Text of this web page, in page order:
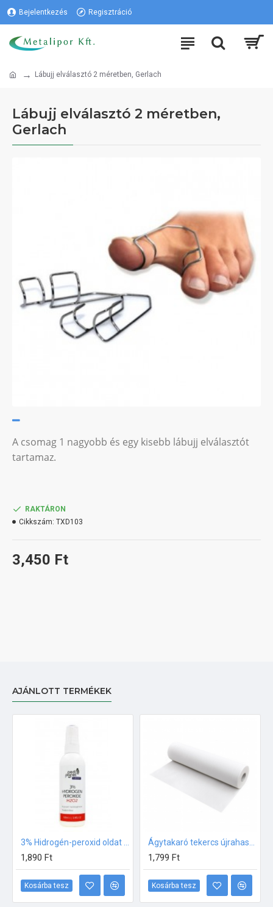
Bejelentkezés Regisztráció
Lábujj elválasztó 2 méretben, Gerlach
Lábujj elválasztó 2 méretben,
Gerlach
A csomag 1 nagyobb és egy kisebb lábujj elválasztót
tartamaz.
3,450 Ft
RAKTÁRON
Cikkszám: TXD103
AJÁNLOTT TERMÉKEK
1,890 Ft
Kosárba tesz
1,799 Ft
Kosárba tesz